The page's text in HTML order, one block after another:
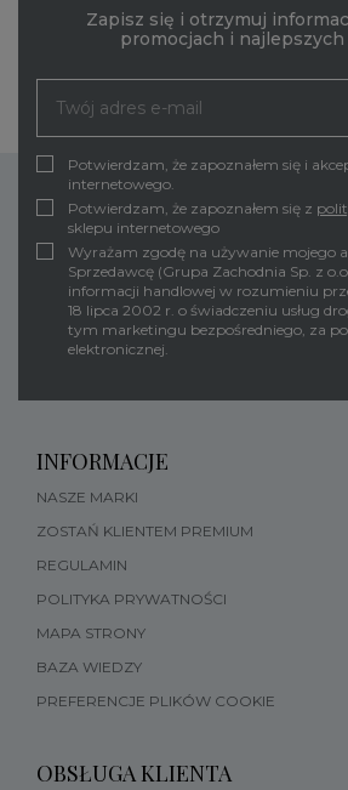
Zapisz się i otrzymuj
promocjach i
Potwierdzam, że zapoznałem się i
internetowego.
Potwierdzam, że zapoznałem się z
sklepu internetowego
Wyrażam zgodę na używanie mojego
Sprzedawcę (Grupa Zachodnia Sp. z
informacji handlowej w rozumieniu
18 lipca 2002 r. o świadczeniu usług
tym marketingu bezpośredniego, za
elektronicznej.
INFORMACJE
NASZE MARKI
ZOSTAŃ KLIENTEM PREMIUM
REGULAMIN
POLITYKA PRYWATNOŚCI
MAPA STRONY
BAZA WIEDZY
PREFERENCJE PLIKÓW COOKIE
OBSŁUGA KLIENTA